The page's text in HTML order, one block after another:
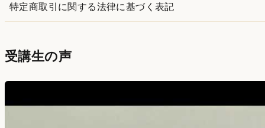
特定商取引に関する法律に基づく表記
受講生の声